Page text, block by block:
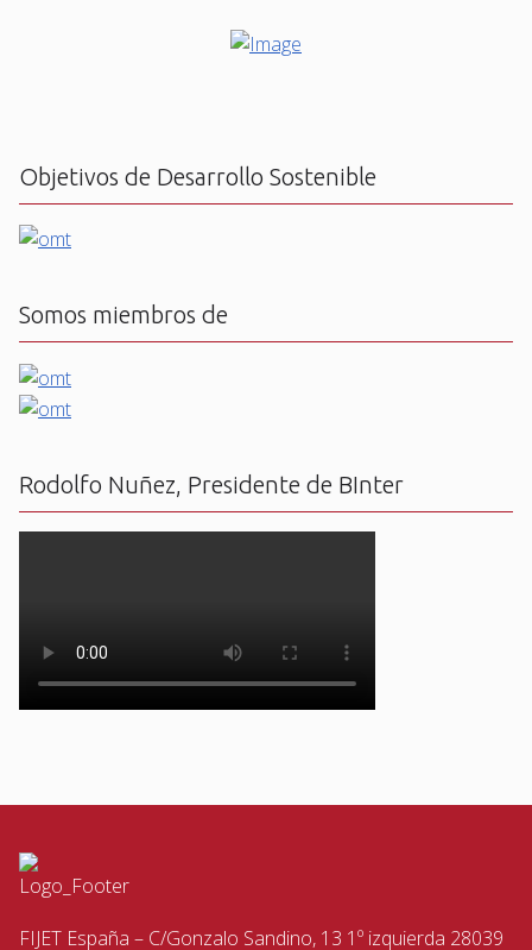
Objetivos de Desarrollo Sostenible
Somos miembros de
Rodolfo Nuñez, Presidente de BInter
FIJET España – C/Gonzalo Sandino, 13 1º izquierda 28039